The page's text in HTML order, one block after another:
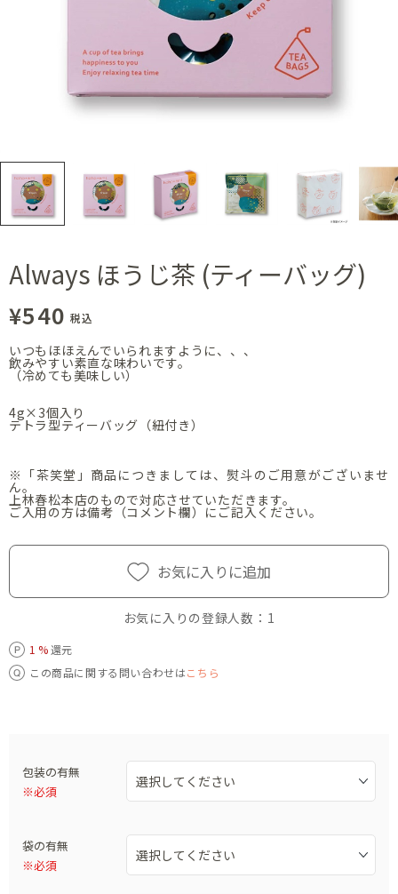
Always ほうじ茶 (ティーバッグ)
¥540 税込
いつもほほえんでいられますように、、、
飲みやすい素直な味わいです。
（冷めても美味しい）
4g×3個入り
テトラ型ティーバッグ（紐付き）
※「茶笑堂」商品につきましては、熨斗のご用意がございませ
ん。
上林春松本店のもので対応させていただきます。
ご入用の方は備考（コメント欄）にご記入ください。
お気に入りに追加
お気に入りの登録人数： 1
1 %還元
この商品に関する問い合わせはこちら
包装の有無
※必須
袋の有無
※必須